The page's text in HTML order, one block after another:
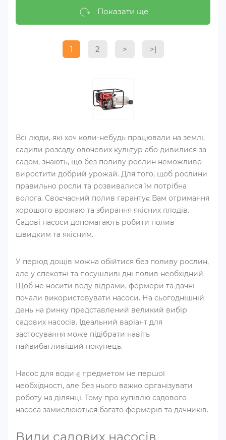
Показати ще
1 2 > >|
Всі люди, які хоч коли-небудь працювали на землі,
садили розсаду овочевих культур або дивилися за
садом, знають, що без поливу рослин неможливо
виростити добрий урожай. Для того, щоб рослини
правильно росли та розвивалися їм потрібна
волога. Своєчасний полив гарантує Вам отримання
хорошого врожаю та збирання якісних плодів.
Садові насоси допомагають робити полив
швидким та якісним.
У період дощів можна обійтися без поливу рослин,
але у спекотні та посушливі дні полив необхідний.
Щоб не носити воду відрами, фермери та дачні
почали використовувати насоси. На сьогоднішній
день на ринку представлений великий вибір
садових насосів. Ідеальний варіант для
застосування може підібрати навіть
найвибагливіший покупець.
Насос для води є предметом не першої
необхідності, але без нього важко організувати
роботу на ділянці. Тому про купівлю садового
насоса замислюються багато фермерів та дачників.
Види садових насосів